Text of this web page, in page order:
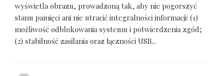
wyświetla obrazu, prowadzoną tak, aby nie pogorszyć
stanu pamięci ani nie utracić integralności informacji: (1)
możliwość odblokowania systemu i potwierdzenia zgód;
(2) stabilność zasilania oraz łączności USB...